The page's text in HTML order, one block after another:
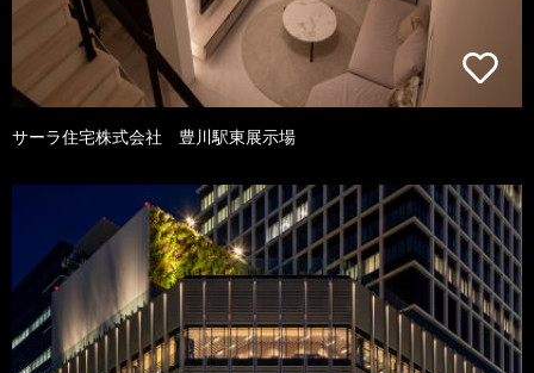
サーラ住宅株式会社 豊川駅東展示場